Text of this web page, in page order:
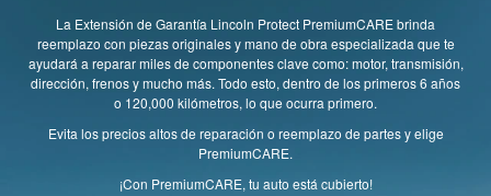
La Extensión de Garantía Lincoln Protect PremiumCARE brinda
reemplazo con piezas originales y mano de obra especializada que te
ayudará a reparar miles de componentes clave como: motor, transmisión,
dirección, frenos y mucho más. Todo esto, dentro de los primeros 6 años
o 120,000 kilómetros, lo que ocurra primero.
Evita los precios altos de reparación o reemplazo de partes y elige
PremiumCARE.
¡Con PremiumCARE, tu auto está cubierto!